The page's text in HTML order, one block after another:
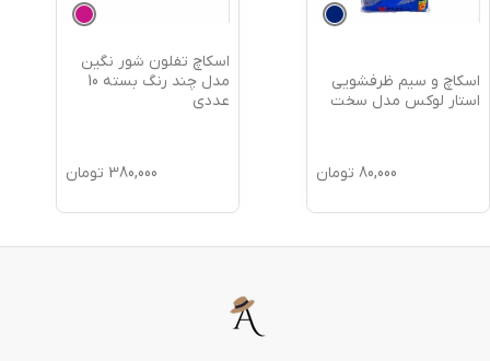
اسکاچ و سیم ظرفشویی
استار لوکس مدل سخت
80,000 تومان
اسکاچ تفلون شور نگین
مدل چند رنگ بسته 10
عددی
380,000 تومان